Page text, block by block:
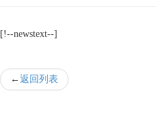
[!--newstext--]
返回列表